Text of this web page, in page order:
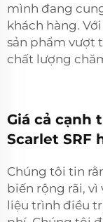
mình đang
khách hàng.
sản phẩm vượt
chất lượng
Giá cả cạnh
Scarlet SRF
Chúng tôi tin
biến rộng rãi,
liệu trình điều